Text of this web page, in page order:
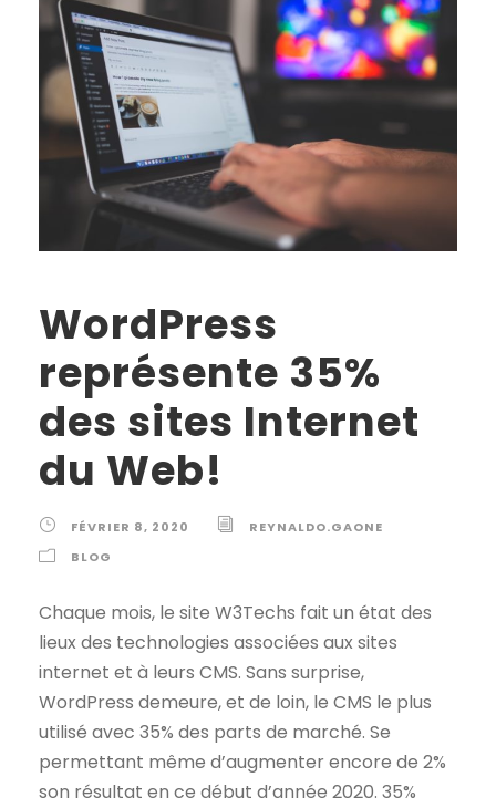
WordPress
représente 35%
des sites Internet
du Web!
FÉVRIER 8, 2020
REYNALDO.GAONE
BLOG
Chaque mois, le site W3Techs fait un état des
lieux des technologies associées aux sites
internet et à leurs CMS. Sans surprise,
WordPress demeure, et de loin, le CMS le plus
utilisé avec 35% des parts de marché. Se
permettant même d’augmenter encore de 2%
son résultat en ce début d’année 2020. 35%